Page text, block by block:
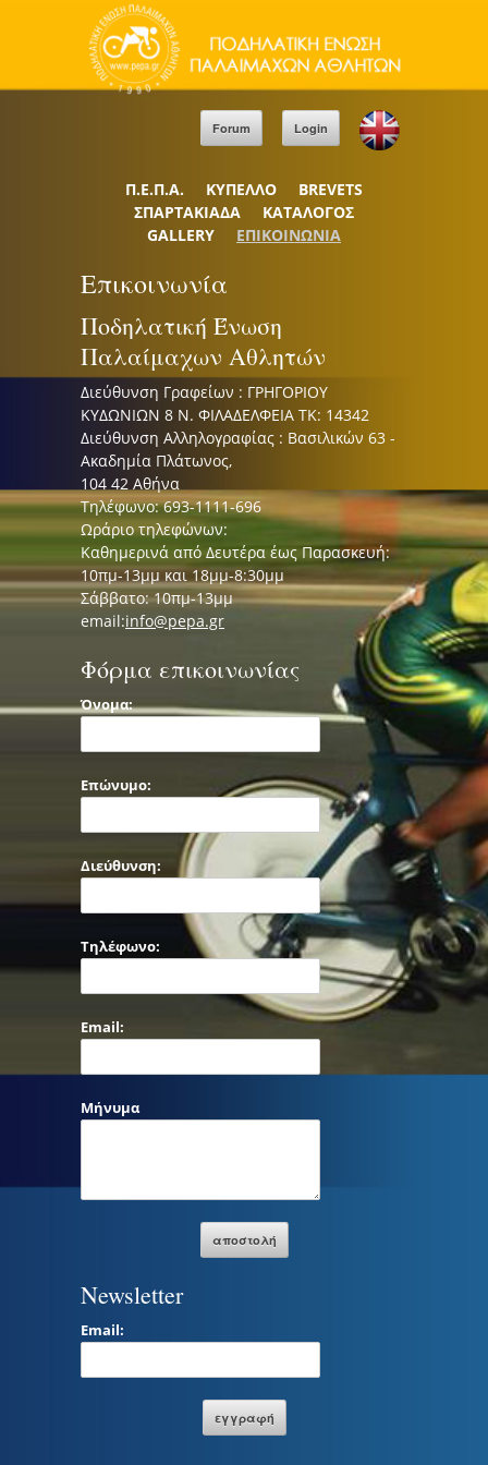
Forum Login
Π.Ε.Π.Α. ΚΥΠΕΛΛΟ
BREVETS
ΣΠΑΡΤΑΚΙΑΔΑ
ΚΑΤΑΛΟΓΟΣ
GALLERY
ΕΠΙΚΟΙΝΩΝΙΑ
Επικοινωνία
Ποδηλατική Ένωση
Παλαίμαχων Αθλητών
Διεύθυνση Γραφείων : ΓΡΗΓΟΡΙΟΥ
ΚΥΔΩΝΙΩΝ 8 Ν. ΦΙΛΑΔΕΛΦΕΙΑ ΤΚ: 14342
Διεύθυνση Αλληλογραφίας : Βασιλικών 63 -
Ακαδημία Πλάτωνος,
104 42 Αθήνα
Τηλέφωνο: 693-1111-696
Ωράριο τηλεφώνων:
Καθημερινά από Δευτέρα έως Παρασκευή:
10πμ-13μμ και 18μμ-8:30μμ
Σάββατο: 10πμ-13μμ
email:info@pepa.gr
Φόρμα επικοινωνίας
Όνομα:
Επώνυμο:
Διεύθυνση:
Τηλέφωνο:
Email:
Μήνυμα
Newsletter
Email: